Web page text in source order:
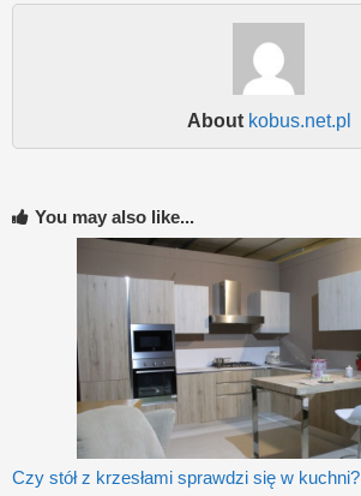
About kobus.net.pl
You may also like...
Czy stół z krzesłami sprawdzi się w kuchni?